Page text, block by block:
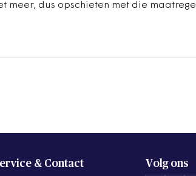
meer, dus opschieten met die
& Contact Volg ons